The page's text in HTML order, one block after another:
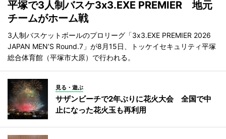
平塚で3人制バスケ3x3.EXE PREMIER 地元
チームがホーム戦
3人制バスケットボールのプロリーグ「3x3.EXE PREMIER 2026
JAPAN MEN’S Round.7」が8月15日、トッケイセキュリティ平塚
総合体育館（平塚市大原）で行われる。
見る・遊ぶ
サザンビーチで2年ぶりに花火大会 全国で中
止になった花火玉も再利用